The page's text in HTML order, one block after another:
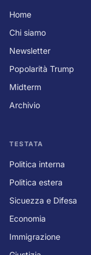
Home
Chi siamo
Newsletter
Popolarità Trump
Midterm
Archivio
TESTATA
Politica interna
Politica estera
Sicuezza e Difesa
Economia
Immigrazione